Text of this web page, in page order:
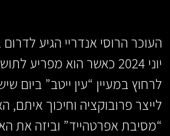
העוכר הרוסי אנדריי הגיע
יוני 2024 כאשר הוא מפריע
לרחוץ במעיין “עין ייטב” ביום
לייצר פרובוקציה וחיכוך איתם,
“מסיבת אפרטהייד” וביזה את